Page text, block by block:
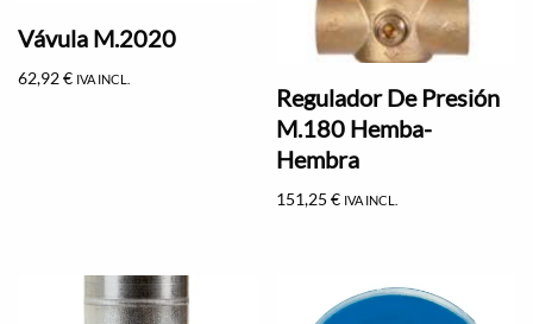
Vávula M.2020
62,92€ IVA INCL.
Regulador De Presión
M.180 Hemba-
Hembra
151,25€ IVA INCL.